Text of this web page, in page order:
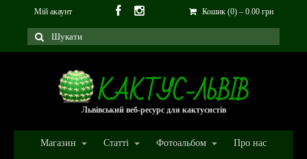
Мій акаунт Кошик (0) – 0.00 грн
Львівський веб-ресурс для кактусистів
Магазин Статті Фотоальбом Про нас